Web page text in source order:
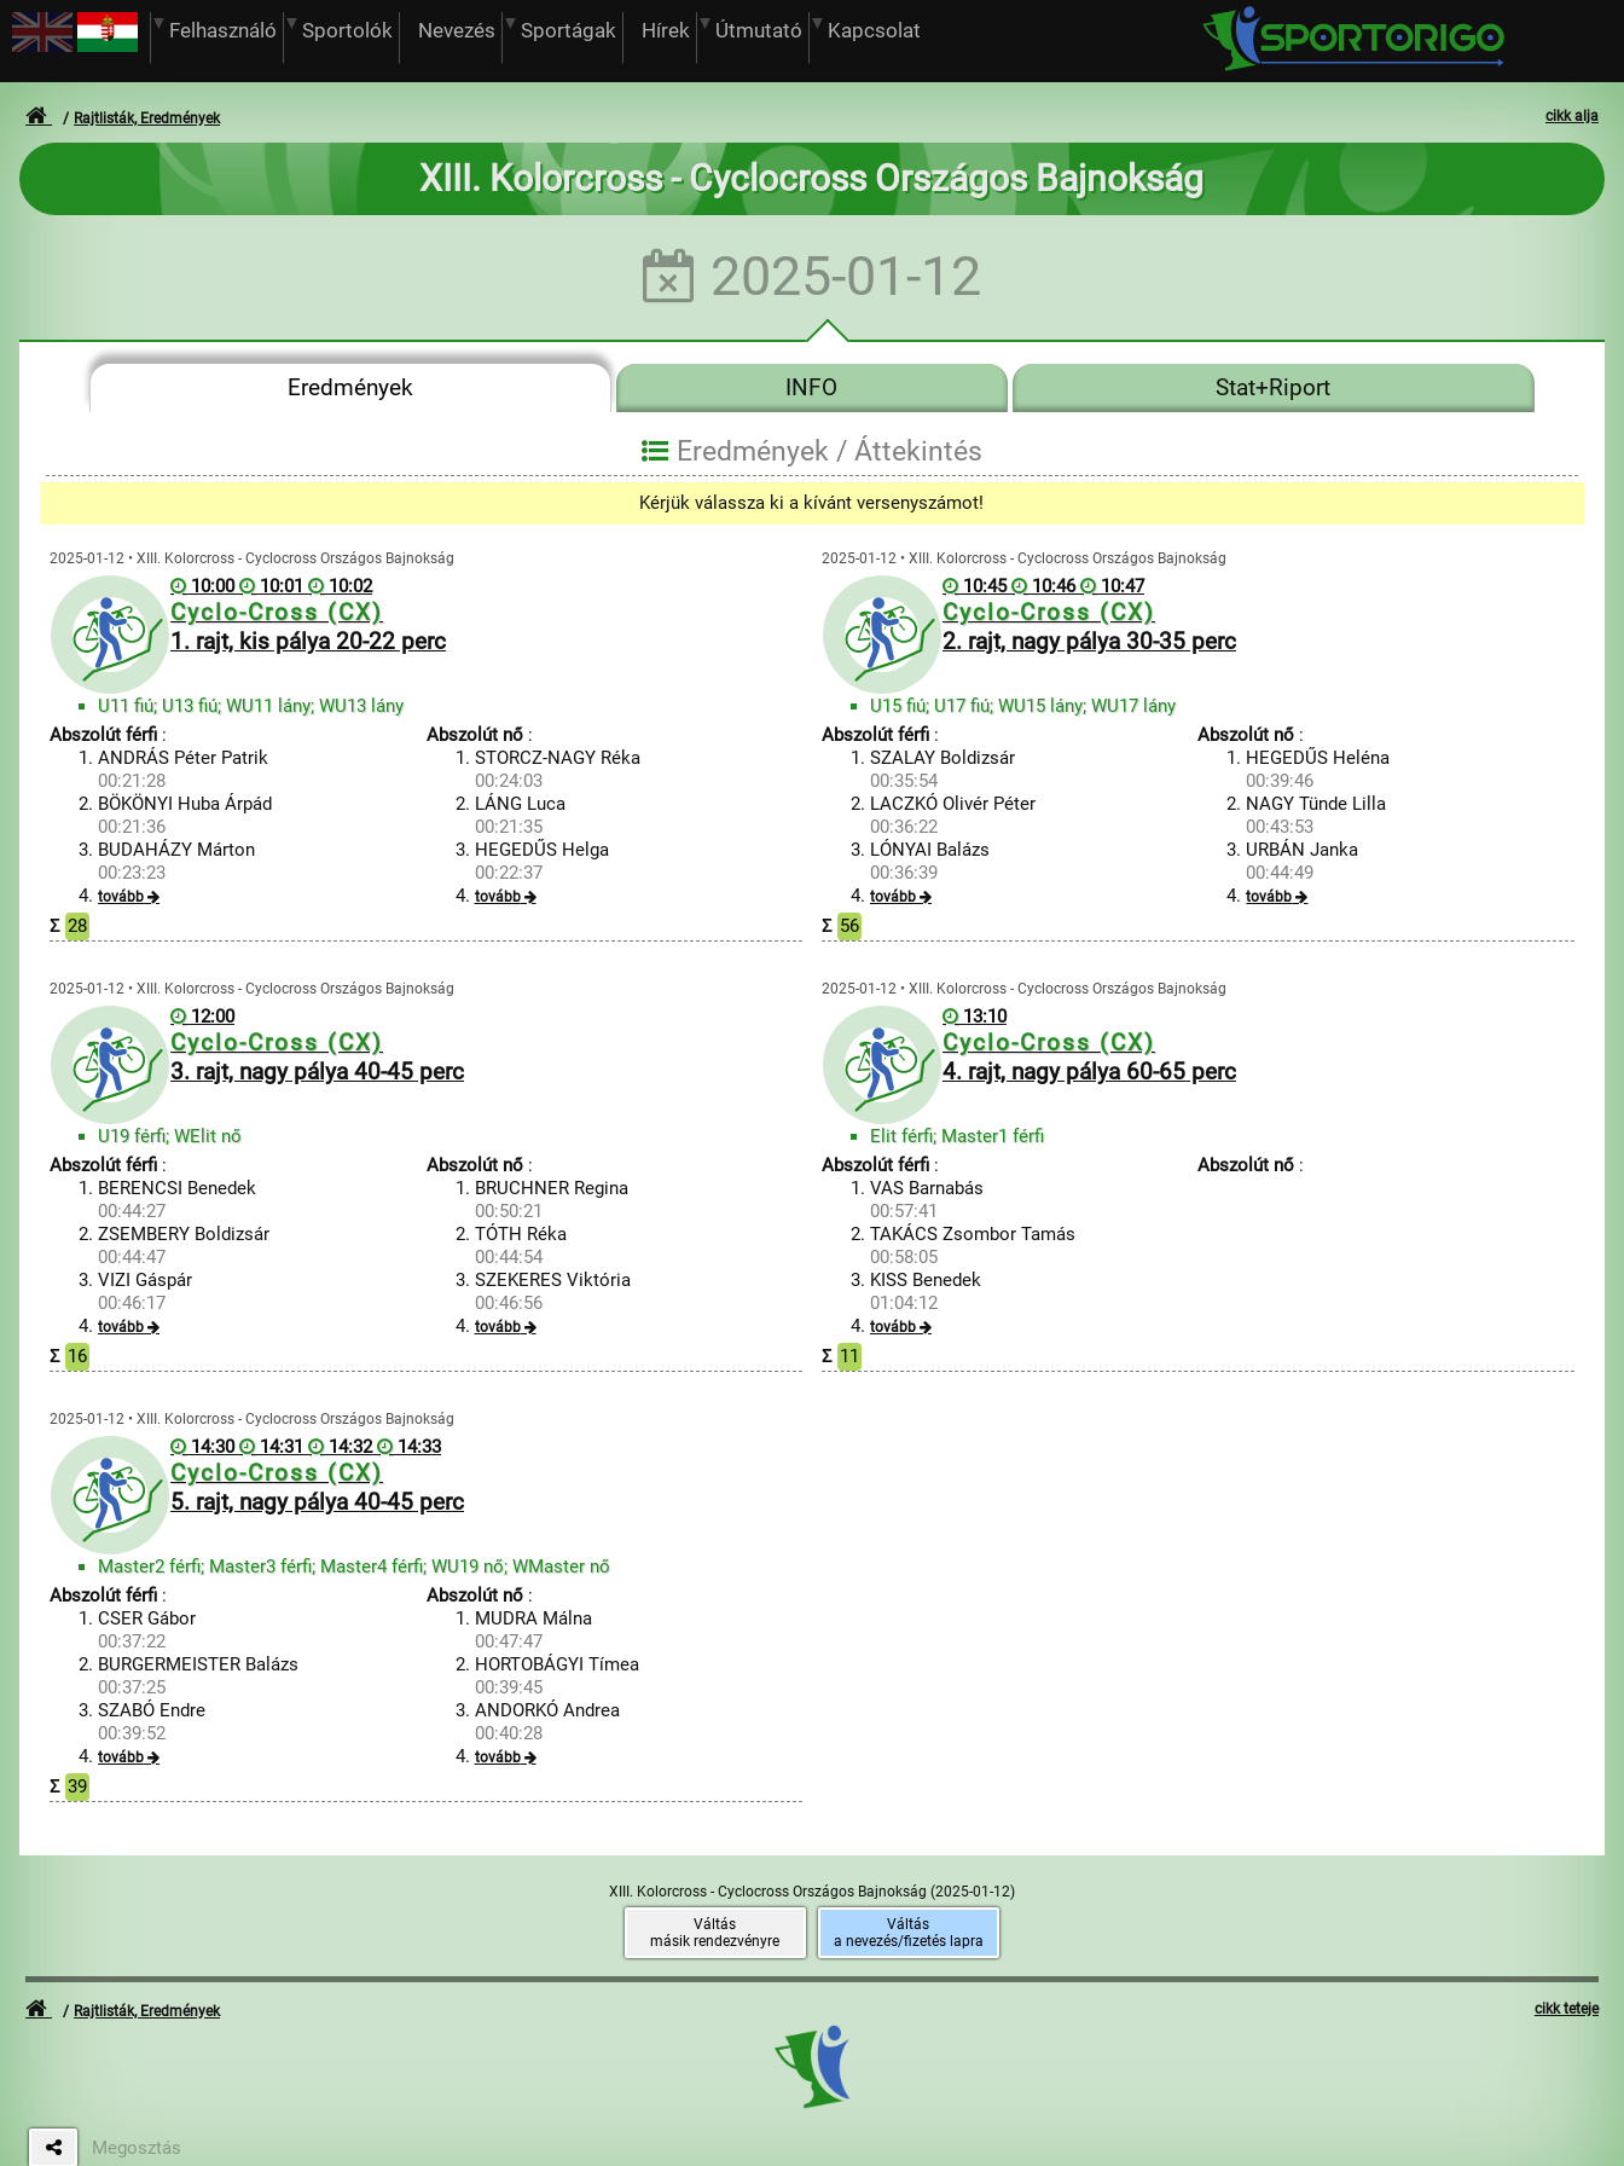
Felhasználó Sportolók Nevezés Sportágak Hírek Útmutató Kapcsolat
cikk alja
Rajtlisták, Eredmények
XIII. Kolorcross - Cyclocross Országos Bajnokság
2025-01-12
Eredmények INFO Stat+Riport
Eredmények / Áttekintés
Kérjük válassza ki a kívánt versenyszámot!
2025-01-12 • XIII. Kolorcross - Cyclocross Országos Bajnokság
10:00 10:01 10:02
Cyclo-Cross (CX)
1. rajt, kis pálya 20-22 perc
U11 fiú; U13 fiú; WU11 lány; WU13 lány
Abszolút férfi :
ANDRÁS Péter Patrik
00:21:28
BÖKÖNYI Huba Árpád
00:21:36
BUDAHÁZY Márton
00:23:23
tovább
Abszolút nő:
STORCZ-NAGY Réka
00:24:03
LÁNG Luca
00:21:35
HEGEDŰS Helga
00:22:37
tovább
Σ 28
2025-01-12 • XIII. Kolorcross - Cyclocross Országos Bajnokság
10:45 10:46 10:47
Cyclo-Cross (CX)
2. rajt, nagy pálya 30-35 perc
U15 fiú; U17 fiú; WU15 lány; WU17 lány
Abszolút férfi:
SZALAY Boldizsár
00:35:54
LACZKÓ Olivér Péter
00:36:22
LÓNYAI Balázs
00:36:39
tovább
Abszolút nő :
HEGEDŰS Heléna
00:39:46
NAGY Tünde Lilla
00:43:53
URBÁN Janka
00:44:49
tovább
Σ 56
2025-01-12 • XIII. Kolorcross - Cyclocross Országos Bajnokság
12:00
Cyclo-Cross (CX)
3. rajt, nagy pálya 40-45 perc
U19 férfi; WElit nő
Abszolút férfi :
BERENCSI Benedek
00:44:27
ZSEMBERY Boldizsár
00:44:47
VIZI Gáspár
00:46:17
tovább
Abszolút nő:
BRUCHNER Regina
00:50:21
TÓTH Réka
00:44:54
SZEKERES Viktória
00:46:56
tovább
Σ 16
2025-01-12 • XIII. Kolorcross - Cyclocross Országos Bajnokság
13:10
Cyclo-Cross (CX)
4. rajt, nagy pálya 60-65 perc
Elit férfi; Master1 férfi
Abszolút férfi:
VAS Barnabás
00:57:41
TAKÁCS Zsombor Tamás
00:58:05
KISS Benedek
01:04:12
tovább
Abszolút nő :
Σ 11
2025-01-12 • XIII. Kolorcross - Cyclocross Országos Bajnokság
14:30 14:31 14:32 14:33
Cyclo-Cross (CX)
5. rajt, nagy pálya 40-45 perc
Master2 férfi; Master3 férfi; Master4 férfi; WU19 nő; WMaster nő
Abszolút férfi :
CSER Gábor
00:37:22
BURGERMEISTER Balázs
00:37:25
SZABÓ Endre
00:39:52
tovább
Abszolút nő:
MUDRA Málna
00:47:47
HORTOBÁGYI Tímea
00:39:45
ANDORKÓ Andrea
00:40:28
tovább
Σ 39
XIII. Kolorcross - Cyclocross Országos Bajnokság (2025-01-12)
Váltás
másik rendezvényre
Váltás
a nevezés/fizetés lapra
cikk teteje
Rajtlisták, Eredmények
Megosztás